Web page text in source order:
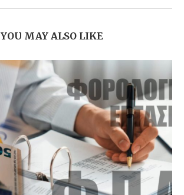
YOU MAY ALSO LIKE